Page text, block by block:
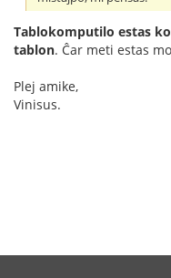
Tablokomputilo estas
tablon. Ĉar meti estas
Plej amike,
Vinisus.